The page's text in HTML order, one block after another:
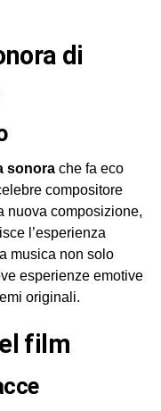
sonorache fa eco
compositore
nuova composizione,
l’esperienza
musica non solo
esperienze emotive
originali.
film